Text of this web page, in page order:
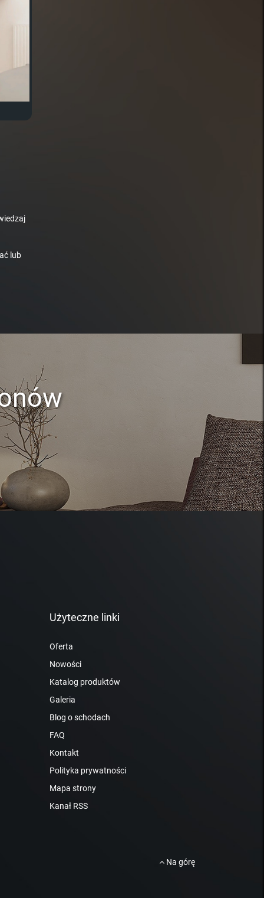
lub
Użyteczne linki
Oferta
Nowości
Katalog produktów
Galeria
Blog o schodach
FAQ
Kontakt
Polityka prywatności
Mapa strony
Kanał RSS
Na górę